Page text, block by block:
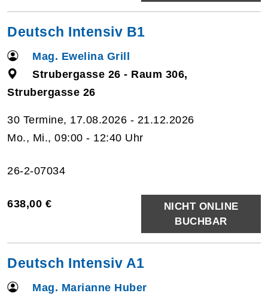
Deutsch Intensiv B1
Mag. Ewelina Grill
Strubergasse 26 - Raum 306,
Strubergasse 26
30 Termine, 17.08.2026 - 21.12.2026
Mo., Mi., 09:00 - 12:40 Uhr
26-2-07034
638,00 €
NICHT ONLINE
BUCHBAR
Deutsch Intensiv A1
Mag. Marianne Huber